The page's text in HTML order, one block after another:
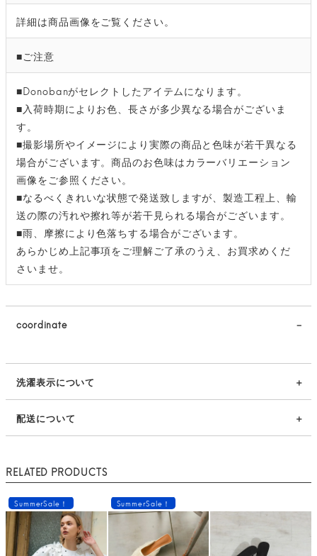
詳細は商品画像をご覧ください。
■ご注意
■Donobanがセレクトしたアイテムになります。
■入荷時期によりお色、長さが多少異なる場合がございま
す。
■撮影場所やイメージにより実際の商品と色味が若干異なる
場合がございます。商品のお色味はカラーバリエーション
画像をご参照ください。
■なるべくきれいな状態で発送致しますが、製造工程上、輸
送の際の汚れや擦れ等が若干見られる場合がございます。
■雨、摩擦により色落ちする場合がございます。
あらかじめ上記事項をご理解ご了承のうえ、お買求めくだ
さいませ。
coordinate
洗濯表示について
配送について
RELATED PRODUCTS
SummerSale！ SummerSale！